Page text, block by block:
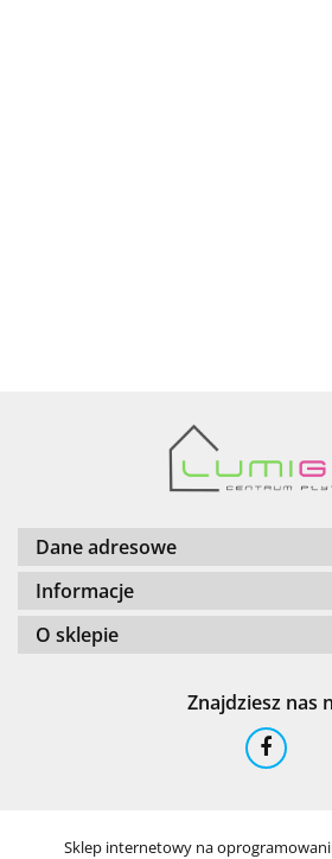
Barwolf
Ceramfix
Dane adresowe
Informacje
O sklepie
Znajdziesz nas
Sklep internetowy na